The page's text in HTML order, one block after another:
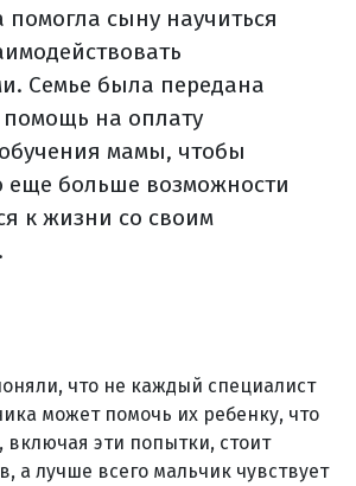
помогла сыну научиться
Семье была передана
на оплату
мамы, чтобы
больше возможности
к жизни со своим
что не каждый специалист
может помочь их ребенку, что
включая эти попытки, стоит
а лучше всего мальчик чувствует